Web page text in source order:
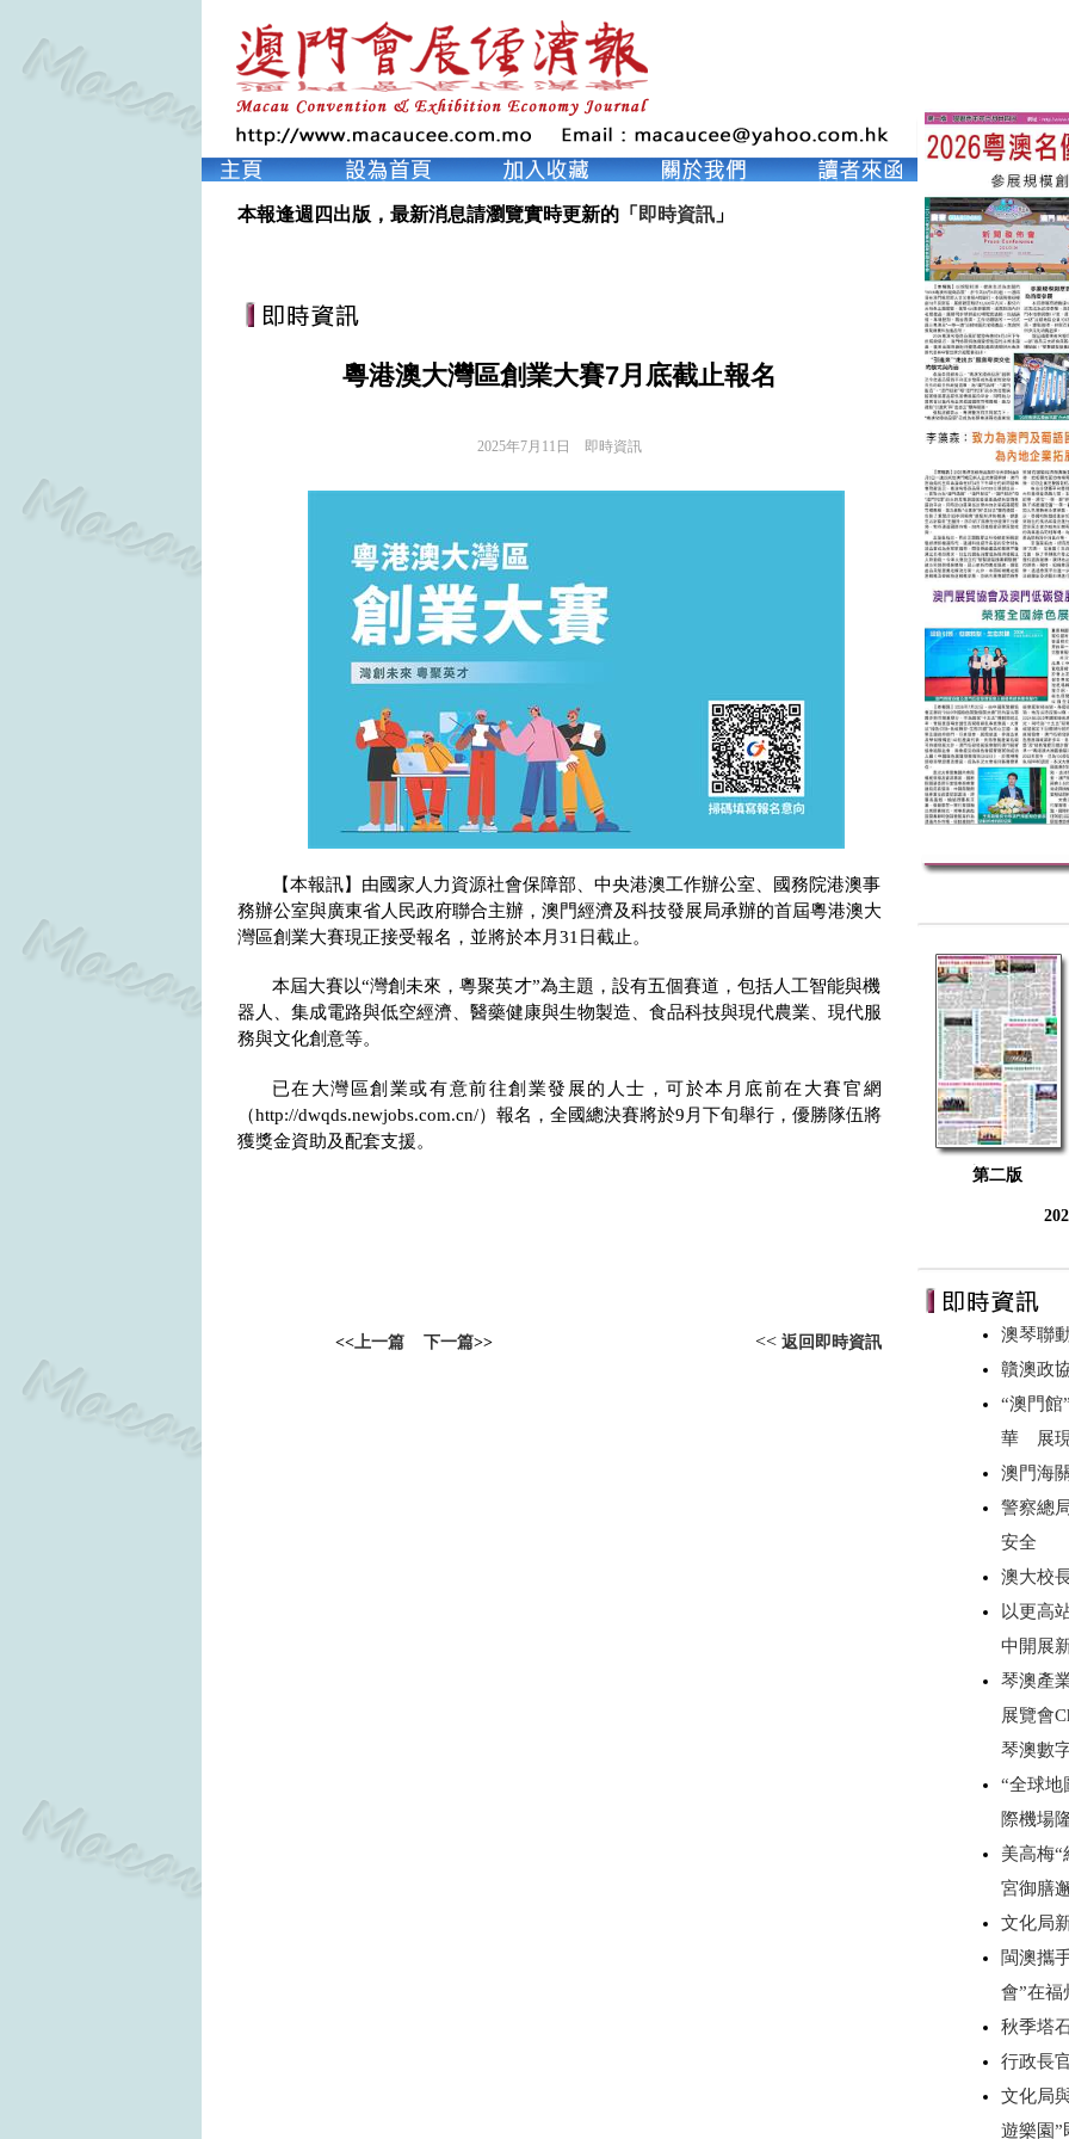
本報逢週四出版，最新消息請瀏覽實時更新的「 即時資訊」
粵港澳大灣區創業大賽7月底截止報名
2025年7月11日 即時資訊
【本報訊】由國家人力資源社會保障部、中央港澳工作辦公室、國務院港澳事
務辦公室與廣東省人民政府聯合主辦，澳門經濟及科技發展局承辦的首屆粵港澳大
灣區創業大賽現正接受報名，並將於本月 31 日截止。
本屆大賽以“灣創未來，粵聚英才”為主題，設有五個賽道，包括人工智能與機
器人、集成電路與低空經濟、醫藥健康與生物製造、食品科技與現代農業、現代服
務與文化創意等。
已在大灣區創業或有意前往創業發展的人士，可於本月底前在大賽官網
（http://dwqds.newjobs.com.cn/） 報名，全國總決賽將於9 月下旬舉行，優勝隊伍將
獲獎金資助及配套支援。
<<上一篇 下一篇>> << 返回即時資訊
第二版
澳琴聯
贛澳政
“澳門館
華 展
澳門海
警察總
安全
澳大校
以更高
中開展
琴澳產
展覽會
琴澳數
“全球地
際機場
美高梅
宮御膳
文化局
閩澳攜
會”在
秋季塔
行政長
文化局
遊樂園